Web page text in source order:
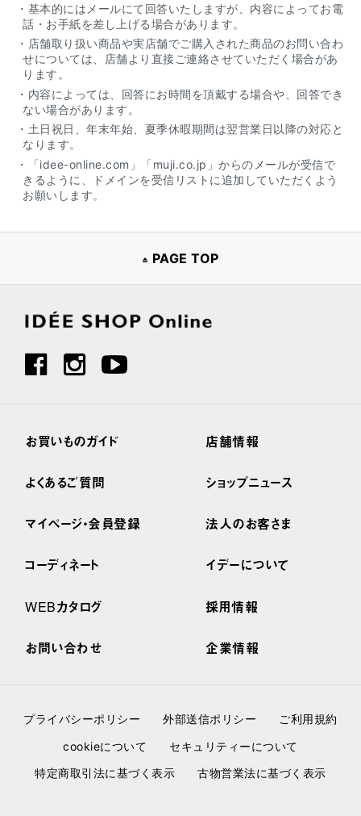
・基本的にはメールにて回答いたしますが、内容によってお電
話・お手紙を差し上げる場合があります。
・店舗取り扱い商品や実店舗でご購入された商品のお問い合わ
せについては、店舗より直接ご連絡させていただく場合があ
ります。
・内容によっては、回答にお時間を頂戴する場合や、回答でき
ない場合があります。
・土日祝日、年末年始、夏季休暇期間は翌営業日以降の対応と
なります。
・「idee-online.com」「muji.co.jp」からのメールが受信で
きるように、ドメインを受信リストに追加していただくよう
お願いします。
PAGE TOP
お買いものガイド
よくあるご質問
マイページ・会員登録
コーディネート
WEBカタログ
お問い合わせ
店舗情報
ショップニュース
法人のお客さま
イデーについて
採用情報
企業情報
プライバシーポリシー 外部送信ポリシー
ご利用規約
cookieについて
セキュリティーについて
特定商取引法に基づく表示
古物営業法に基づく表示